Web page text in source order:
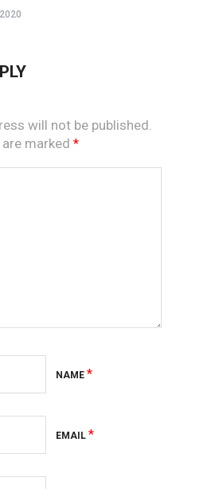
will not be published.
marked *
NAME *
EMAIL *